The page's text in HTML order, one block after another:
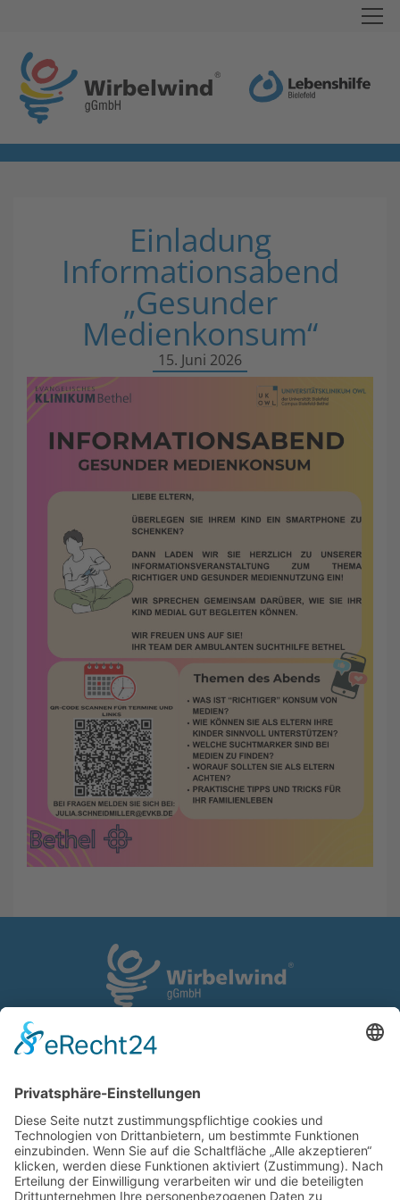
Einladung
Informationsabend
„Gesunder
Medienkonsum“
15. Juni 2026